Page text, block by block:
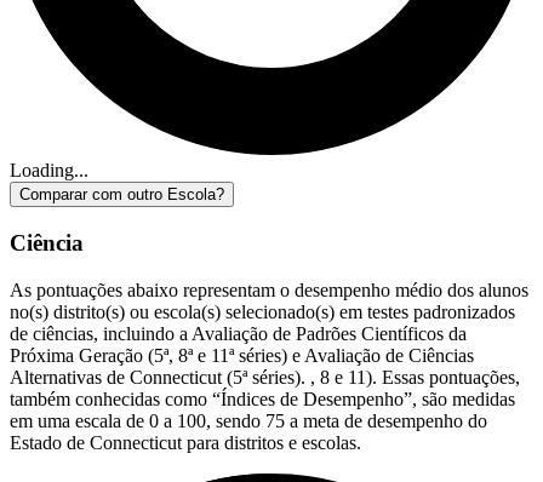
Loading...
Comparar com outro Escola?
Ciência
As pontuações abaixo representam o desempenho médio dos alunos
no(s) distrito(s) ou escola(s) selecionado(s) em testes padronizados
de ciências, incluindo a Avaliação de Padrões Científicos da
Próxima Geração (5ª, 8ª e 11ª séries) e Avaliação de Ciências
Alternativas de Connecticut (5ª séries). , 8 e 11). Essas pontuações,
também conhecidas como “Índices de Desempenho”, são medidas
em uma escala de 0 a 100, sendo 75 a meta de desempenho do
Estado de Connecticut para distritos e escolas.